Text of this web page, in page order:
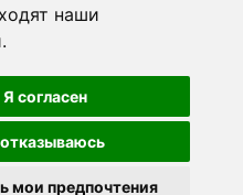
наши
Я согласен
мои предпочтения
© 2025 - Код НДС